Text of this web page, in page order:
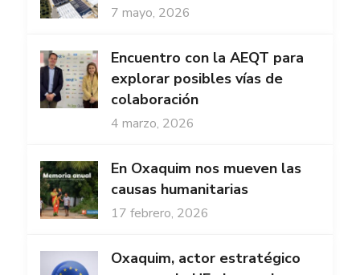
7 mayo, 2026
Encuentro con la AEQT para
explorar posibles vías de
colaboración
4 marzo, 2026
En Oxaquim nos mueven las
causas humanitarias
17 febrero, 2026
Oxaquim, actor estratégico